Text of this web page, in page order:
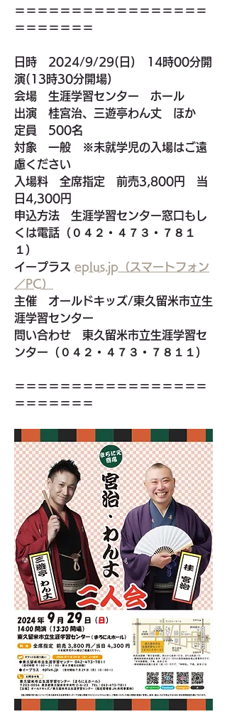
＝＝＝＝＝＝＝＝＝＝＝＝＝＝＝＝＝
＝＝＝＝＝＝＝
日時 2024/9/29(日)　14時00分開
演(13時30分開場)
会場 生涯学習センター　ホール
出演 桂宮治、三遊亭わん丈　ほか
定員 500名
対象 一般　※未就学児の入場はご遠
慮ください
入場料 全席指定　前売3,800円　当
日4,300円
申込方法 生涯学習センター窓口もし
くは電話（０４２・４７３・７８１
１）
イープラス eplus.jp （スマートフォン
／PC）
主催 オールドキッズ/東久留米市立生
涯学習センター
問い合わせ 東久留米市立生涯学習セ
ンター（０４２・４７３・７８１１）
＝＝＝＝＝＝＝＝＝＝＝＝＝＝＝＝＝
＝＝＝＝＝＝＝